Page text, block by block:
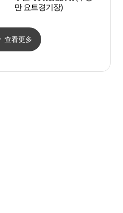
만 요트경기장)
查看更多